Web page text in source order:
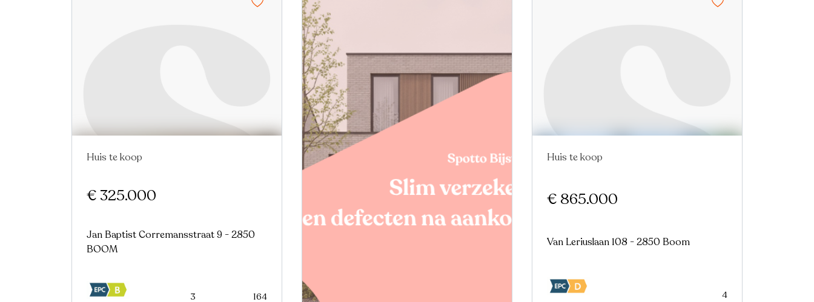
Nieuw
Huis te koop
€ 325.000
Jan Baptist Corremansstraat 9 - 2850
BOOM
3 164
Nieuw
Huis te koop
€ 865.000
Van Leriuslaan 108 - 2850 Boom
4